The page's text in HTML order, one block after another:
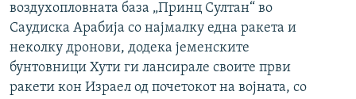
воздухопловната база „Принц Султан“ во
Саудиска Арабија со најмалку една ракета и
неколку дронови, додека јеменските
бунтовници Хути ги лансирале своите први
ракети кон Израел од почетокот на војната, со